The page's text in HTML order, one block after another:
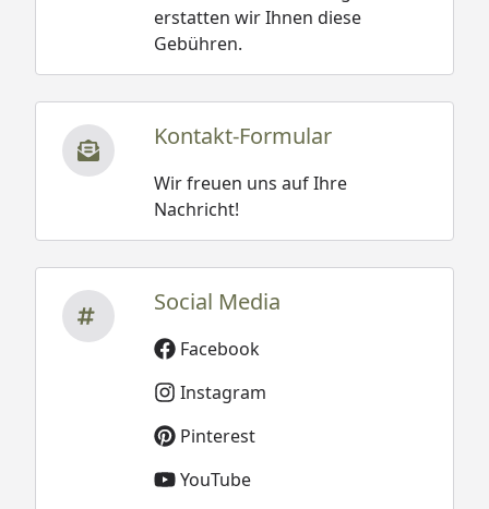
erstatten wir Ihnen diese
Gebühren.
Kontakt-Formular
Wir freuen uns auf Ihre
Nachricht!
Social Media
Facebook
Instagram
Pinterest
YouTube